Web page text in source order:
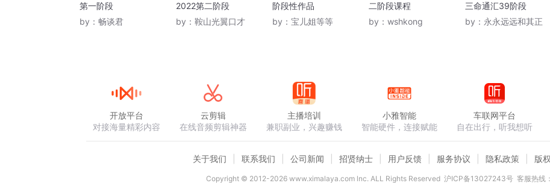
第一阶段
by： 畅谈君
2022第二阶段
by： 鞍山光翼口才
阶段性作品
by： 宝儿姐等等
二阶段课程
by： wshkong
三命通汇39阶段
by： 永永远远和其正
开放平台
对接海量精彩内容
云剪辑
在线音频剪辑神器
主播培训
兼职副业，兴趣赚钱
小雅智能
智能硬件，连接赋能
车联网平台
自在出行，听我想听
关于我们 联系我们 公司新闻 招贤纳士 用户反馈 服务协议 隐私政策 版
Copyright © 2012-2026www.ximalaya.com lnc. ALL Rights Reserved 沪ICP备13027243号 客服热线